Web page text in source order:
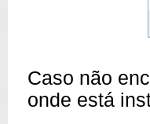
Caso não
onde está